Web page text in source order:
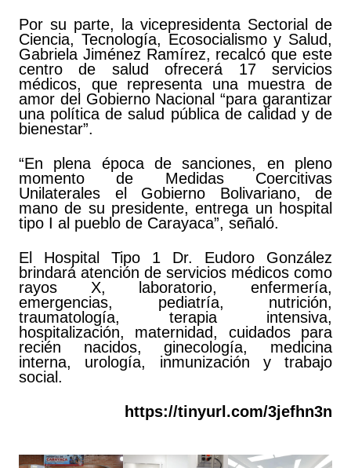
Por su parte, la vicepresidenta Sectorial de
Ciencia, Tecnología, Ecosocialismo y Salud,
Gabriela Jiménez Ramírez, recalcó que este
centro de salud ofrecerá 17 servicios
médicos, que representa una muestra de
amor del Gobierno Nacional “para garantizar
una política de salud pública de calidad y de
bienestar”.
“En plena época de sanciones, en pleno
momento de Medidas Coercitivas
Unilaterales el Gobierno Bolivariano, de
mano de su presidente, entrega un hospital
tipo I al pueblo de Carayaca”, señaló.
El Hospital Tipo 1 Dr. Eudoro González
brindará atención de servicios médicos como
rayos X, laboratorio, enfermería,
emergencias, pediatría, nutrición,
traumatología, terapia intensiva,
hospitalización, maternidad, cuidados para
recién nacidos, ginecología, medicina
interna, urología, inmunización y trabajo
social.
https://tinyurl.com/3jefhn3n